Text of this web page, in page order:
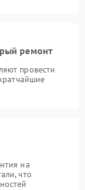
ремонт
провести
на
что